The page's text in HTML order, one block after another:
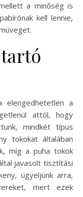
a minőség is
kell lennie,
elengedhetetlen a
attól, hogy
mindkét típus
tokokat általában
míg a puha tokok
javasolt tisztítási
ügyeljünk arra,
mert ezek